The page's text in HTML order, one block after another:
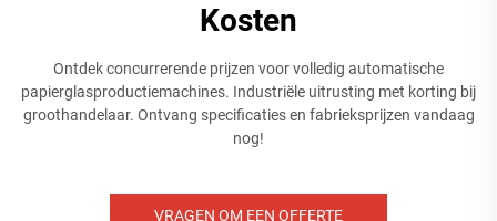
Kosten
Ontdek concurrerende prijzen voor volledig automatische
papierglasproductiemachines. Industriële uitrusting met korting bij
groothandelaar. Ontvang specificaties en fabrieksprijzen vandaag
nog!
VRAGEN OM EEN OFFERTE